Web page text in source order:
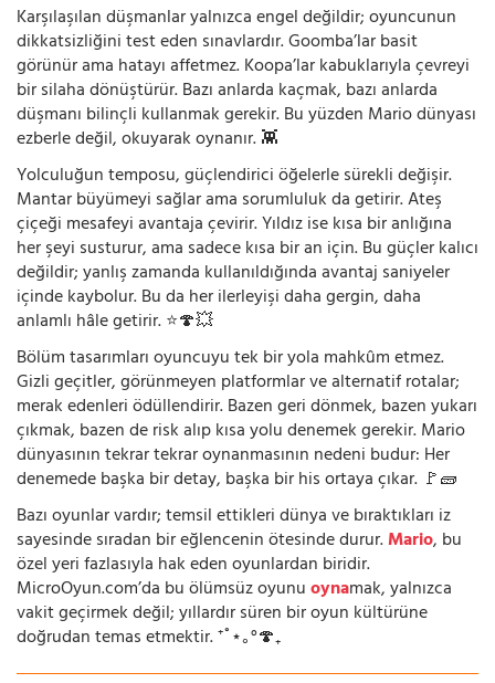
Karşılaşılan düşmanlar yalnızca engel değildir; oyuncunun
dikkatsizliğini test eden sınavlardır. Goomba’lar basit
görünür ama hatayı affetmez. Koopa’lar kabuklarıyla çevreyi
bir silaha dönüştürür. Bazı anlarda kaçmak, bazı anlarda
düşmanı bilinçli kullanmak gerekir. Bu yüzden Mario dünyası
ezberle değil, okuyarak oynanır. 👾
Yolculuğun temposu, güçlendirici öğelerle sürekli değişir.
Mantar büyümeyi sağlar ama sorumluluk da getirir. Ateş
çiçeği mesafeyi avantaja çevirir. Yıldız ise kısa bir anlığına
her şeyi susturur, ama sadece kısa bir an için. Bu güçler kalıcı
değildir; yanlış zamanda kullanıldığında avantaj saniyeler
içinde kaybolur. Bu da her ilerleyişi daha gergin, daha
anlamlı hâle getirir. ⭐🍄💥
Bölüm tasarımları oyuncuyu tek bir yola mahkûm etmez.
Gizli geçitler, görünmeyen platformlar ve alternatif rotalar;
merak edenleri ödüllendirir. Bazen geri dönmek, bazen yukarı
çıkmak, bazen de risk alıp kısa yolu denemek gerekir. Mario
dünyasının tekrar tekrar oynanmasının nedeni budur: Her
denemede başka bir detay, başka bir his ortaya çıkar. 🚩🧱
Bazı oyunlar vardır; temsil ettikleri dünya ve bıraktıkları iz
sayesinde sıradan bir eğlencenin ötesinde durur.Mario, bu
özel yeri fazlasıyla hak eden oyunlardan biridir.
MicroOyun.com’da bu ölümsüz oyunuoynamak, yalnızca
vakit geçirmek değil; yıllardır süren bir oyun kültürüne
doğrudan temas etmektir. ⁺˚⋆｡°🍄₊